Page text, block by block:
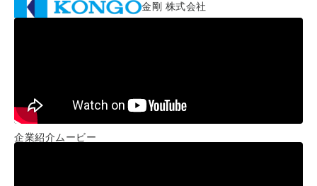
金剛 株式会社
企業紹介ムービー